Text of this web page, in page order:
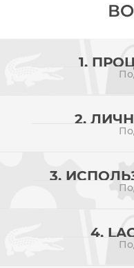
1.
2.
3.
4.